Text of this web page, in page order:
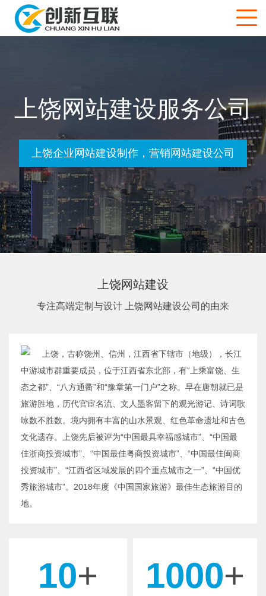
上饶网站建设服务公司
上饶企业网站建设制作，营销网站建设公司
上饶网站建设
专注高端定制与设计 上饶网站建设公司的由来
上饶，古称饶州、信州，江西省下辖市（地级），长江
中游城市群重要成员，位于江西省东北部，有“上乘富饶、生
态之都”、“八方通衢”和“豫章第一门户”之称。早在唐朝就已是
旅游胜地，历代官宦名流、文人墨客留下的观光游记、诗词歌
咏数不胜数。境内拥有丰富的山水景观、红色革命遗址和古色
文化遗存。上饶先后被评为“中国最具幸福感城市”、“中国最
佳浙商投资城市”、“中国最佳粤商投资城市”、“中国最佳闽商
投资城市”、“江西省区域发展的四个重点城市之一”、“中国优
秀旅游城市”。2018年度《中国国家旅游》最佳生态旅游目的
地。
10+ 1000+